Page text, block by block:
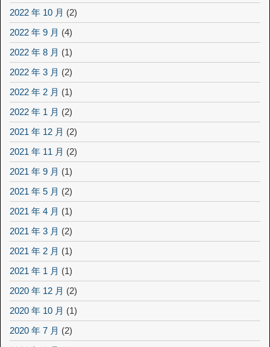
2022 年 10 月 (2)
2022 年 9 月 (4)
2022 年 8 月 (1)
2022 年 3 月 (2)
2022 年 2 月 (1)
2022 年 1 月 (2)
2021 年 12 月 (2)
2021 年 11 月 (2)
2021 年 9 月 (1)
2021 年 5 月 (2)
2021 年 4 月 (1)
2021 年 3 月 (2)
2021 年 2 月 (1)
2021 年 1 月 (1)
2020 年 12 月 (2)
2020 年 10 月 (1)
2020 年 7 月 (2)